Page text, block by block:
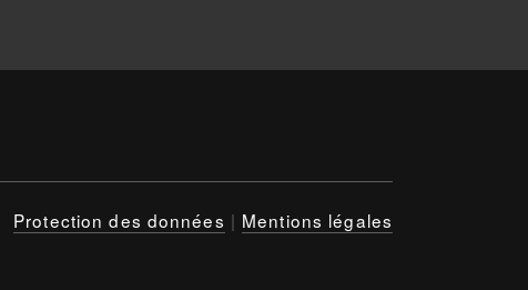
Protection des données | Mentions légales